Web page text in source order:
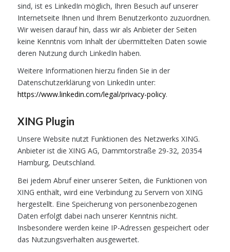
sind, ist es LinkedIn möglich, Ihren Besuch auf unserer
Internetseite Ihnen und Ihrem Benutzerkonto zuzuordnen.
Wir weisen darauf hin, dass wir als Anbieter der Seiten
keine Kenntnis vom Inhalt der übermittelten Daten sowie
deren Nutzung durch LinkedIn haben.
Weitere Informationen hierzu finden Sie in der
Datenschutzerklärung von LinkedIn unter:
https://www.linkedin.com/legal/privacy-policy.
XING Plugin
Unsere Website nutzt Funktionen des Netzwerks XING.
Anbieter ist die XING AG, Dammtorstraße 29-32, 20354
Hamburg, Deutschland.
Bei jedem Abruf einer unserer Seiten, die Funktionen von
XING enthält, wird eine Verbindung zu Servern von XING
hergestellt. Eine Speicherung von personenbezogenen
Daten erfolgt dabei nach unserer Kenntnis nicht.
Insbesondere werden keine IP-Adressen gespeichert oder
das Nutzungsverhalten ausgewertet.